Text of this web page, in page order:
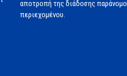
αποτροπή της διάδοσης
περιεχομένου.